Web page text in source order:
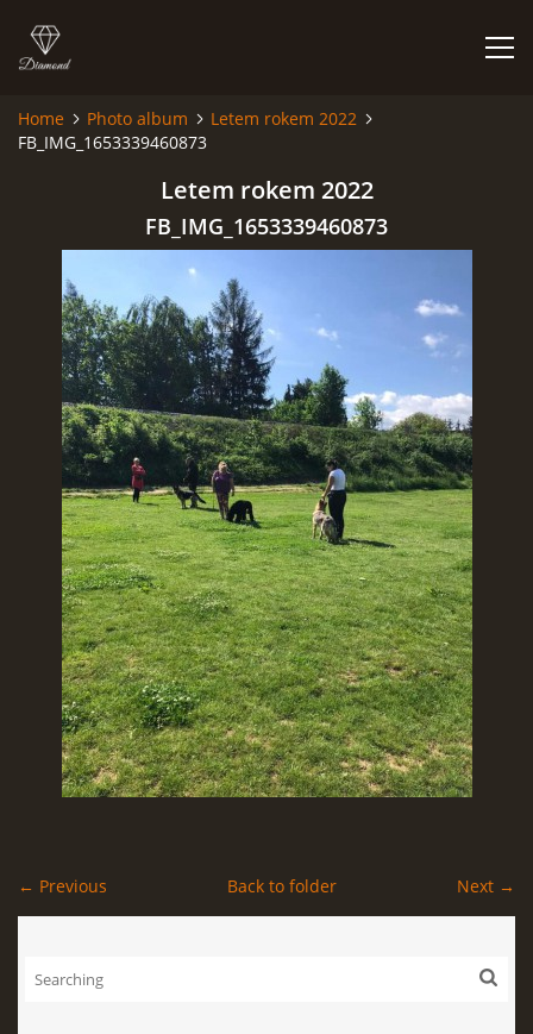
HOME
© 2026 eStránky.cz |RSS
Home Photo album
Letem rokem 2022
FB_IMG_1653339460873
Letem rokem 2022
FB_IMG_1653339460873
← Previous Next →
Back to folder